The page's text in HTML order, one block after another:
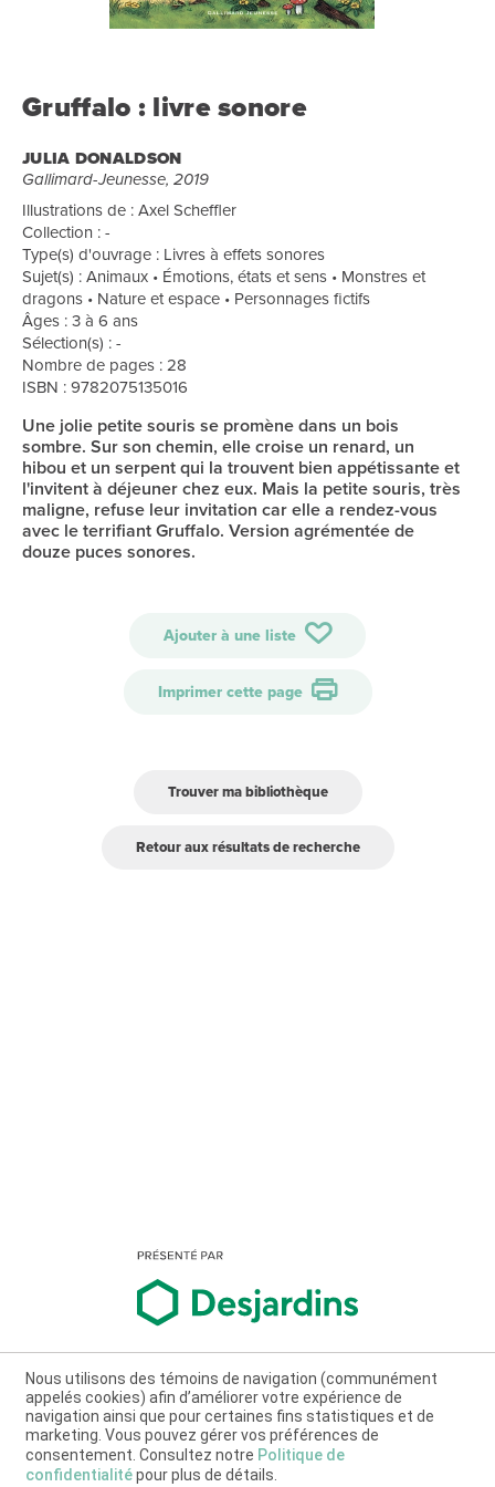
Gruffalo : livre sonore
JULIA DONALDSON
Gallimard-Jeunesse, 2019
Illustrations de : Axel Scheffler
Collection : -
Type(s) d'ouvrage : Livres à effets sonores
Sujet(s) : Animaux • Émotions, états et sens • Monstres et
dragons • Nature et espace • Personnages fictifs
Âges : 3 à 6 ans
Sélection(s) : -
Nombre de pages : 28
ISBN : 9782075135016
Une jolie petite souris se promène dans un bois
sombre. Sur son chemin, elle croise un renard, un
hibou et un serpent qui la trouvent bien appétissante et
l'invitent à déjeuner chez eux. Mais la petite souris, très
maligne, refuse leur invitation car elle a rendez-vous
avec le terrifiant Gruffalo. Version agrémentée de
douze puces sonores.
Ajouter à une liste
Imprimer cette page
Trouver ma bibliothèque
Retour aux résultats de recherche
Nous utilisons des témoins de navigation (communément
appelés cookies) afin d’améliorer votre expérience de
navigation ainsi que pour certaines fins statistiques et de
marketing. Vous pouvez gérer vos préférences de
consentement. Consultez notre Politique de
confidentialitépour plus de détails.